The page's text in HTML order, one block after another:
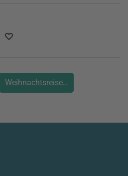
Weihnachtsreise nach New York